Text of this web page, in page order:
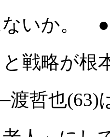
ないか。
戦略が根
渡哲也(63)